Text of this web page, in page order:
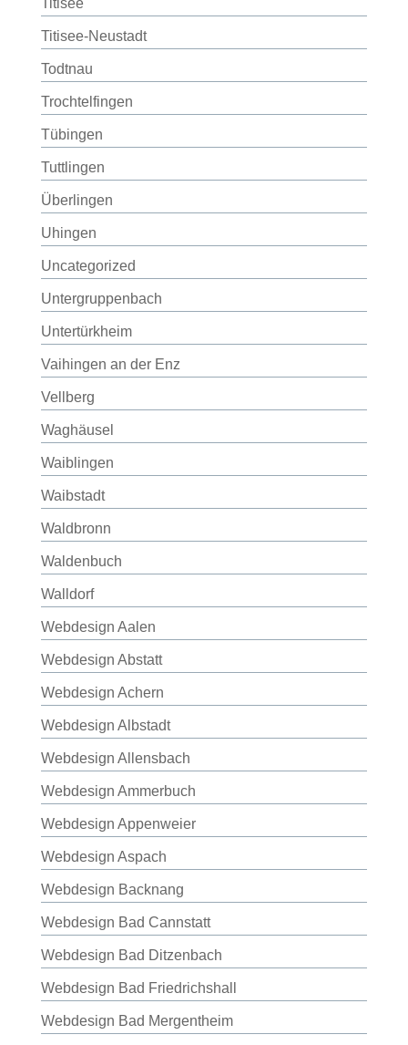
Titisee
Titisee-Neustadt
Todtnau
Trochtelfingen
Tübingen
Tuttlingen
Überlingen
Uhingen
Uncategorized
Untergruppenbach
Untertürkheim
Vaihingen an der Enz
Vellberg
Waghäusel
Waiblingen
Waibstadt
Waldbronn
Waldenbuch
Walldorf
Webdesign Aalen
Webdesign Abstatt
Webdesign Achern
Webdesign Albstadt
Webdesign Allensbach
Webdesign Ammerbuch
Webdesign Appenweier
Webdesign Aspach
Webdesign Backnang
Webdesign Bad Cannstatt
Webdesign Bad Ditzenbach
Webdesign Bad Friedrichshall
Webdesign Bad Mergentheim